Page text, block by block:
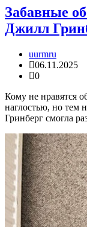
Забавные
Джилл
uurmru
06.11.2025
0
Кому не нравятся
наглостью, но тем
Гринберг смогла